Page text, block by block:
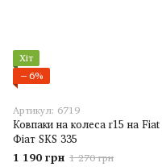
Хіт
−6%
Артикул: 6719
Ковпаки на колеса r15 на
Фіат SKS 335
1 190 грн 1 270 грн